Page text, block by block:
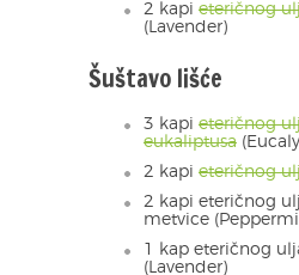
2 kapi eteričnog
(Lavender)
Šuštavo lišće
3 kapi eteričnog
eukaliptusa
2 kapi eteričnog
2 kapi eteričnog
metvice
1 kap eteričnog
(Lavender)